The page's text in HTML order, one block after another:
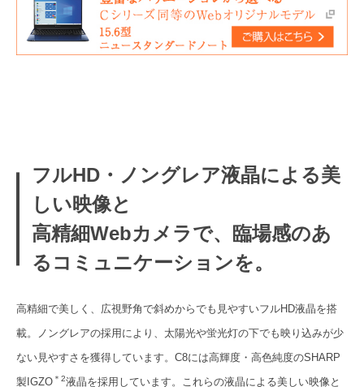
フルHD・ノングレア液晶による美
しい映像と
高精細Webカメラで、臨場感のあ
るコミュニケーションを。
高精細で美しく、広視野角で斜めからでも見やすいフルHD液晶を搭
載。ノングレアの採用により、太陽光や蛍光灯の下でも映り込みが少
ない見やすさを獲得しています。C8には高輝度・高色純度のSHARP
製IGZO ＊2液晶を採用しています。これらの液晶による美しい映像と